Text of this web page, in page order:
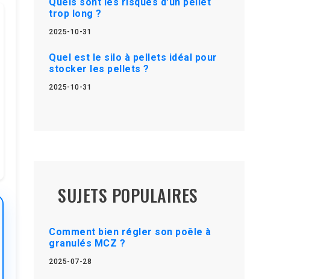
trop long ?
2025-10-31
Quel est le silo à pellets idéal pour
stocker les pellets ?
2025-10-31
SUJETS POPULAIRES
Comment bien régler son poêle à
granulés MCZ ?
2025-07-28